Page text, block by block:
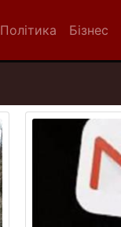
Політика Бізнес